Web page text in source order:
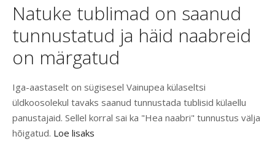
Natuke tublimad on saanud
tunnustatud ja häid naabreid
on märgatud
Iga-aastaselt on sügisesel Vainupea külaseltsi
üldkoosolekul tavaks saanud tunnustada tublisid külaellu
panustajaid. Sellel korral sai ka "Hea naabri" tunnustus välja
hõigatud. Loe lisaks